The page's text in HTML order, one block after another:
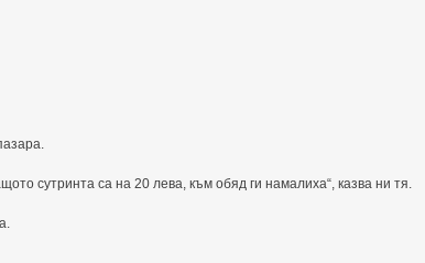
сутринта са на 20 лева, към обяд ги намалиха“, казва ни тя.